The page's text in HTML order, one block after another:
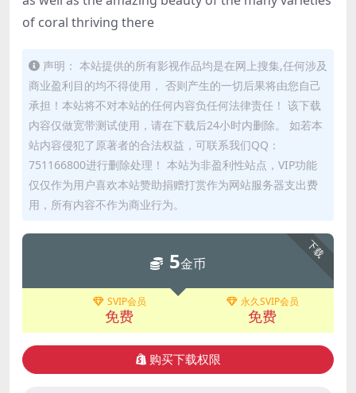
of coral thriving there
声明： 本站提供的所有影视作品均是在网上搜集,任何涉及
商业盈利目的均不得使用， 否则产生的一切后果将由您自己
承担！本站将不对本站的任何内容负任何法律责任！ 该下载
内容仅做宽带测试使用，请在下载后24小时内删除。 如若本
站内容侵犯了原著者的合法权益，可联系我们QQ：
751166800进行删除处理！ 本站为非盈利性站点，VIP功能
仅仅作为用户喜欢本站赞助捐赠打赏作为网站服务器支出费
用，所有内容不作为商业行为。
下载
5金币
SVIP会员
免费
永久SVIP会员
免费
购买下载权限